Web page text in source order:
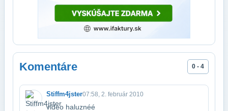
Komentáre 0 - 4
Stiffm4jster07:58, 2. február 2010
video haluznéé